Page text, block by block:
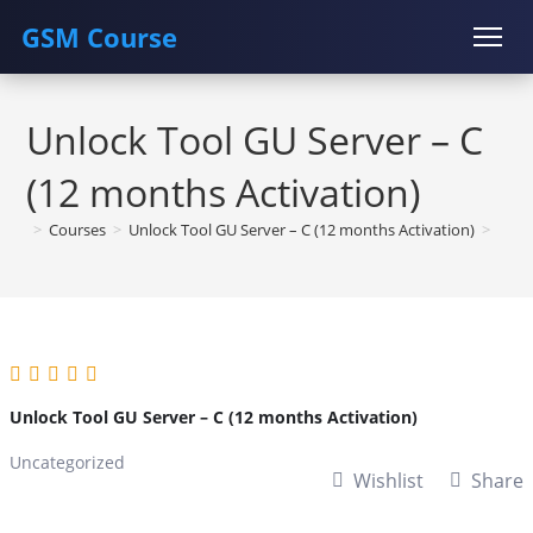
GSM Course
Instructor Registration
Skip
contentUnlock Tool GU Server – C
(12 months Activation)
> Courses > Unlock Tool GU Server – C (12 months Activation) >
Unlock Tool GU Server – C (12 months Activation)
Uncategorized
Wishlist Share